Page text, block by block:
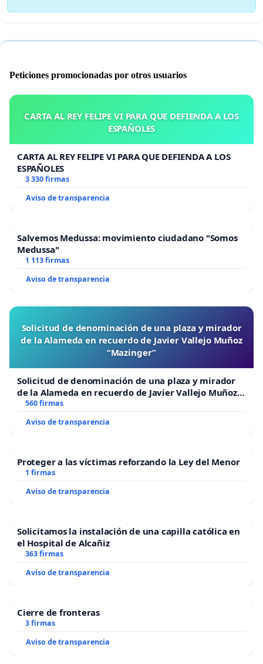
Peticiones promocionadas por otros usuarios
CARTA AL REY FELIPE VI PARA QUE DEFIENDA A LOS
ESPAÑOLES
CARTA AL REY FELIPE VI PARA QUE DEFIENDA A LOS
ESPAÑOLES
3 330 firmas
Aviso de transparencia
Salvemos Medussa: movimiento ciudadano "Somos
Medussa"
1 113 firmas
Aviso de transparencia
Solicitud de denominación de una plaza y mirador
de la Alameda en recuerdo de Javier Vallejo Muñoz
“Mazinger”
Solicitud de denominación de una plaza y mirador
de la Alameda en recuerdo de Javier Vallejo Muñoz
“Mazinger”
560 firmas
Aviso de transparencia
Proteger a las víctimas reforzando la Ley del Menor
1 firmas
Aviso de transparencia
Solicitamos la instalación de una capilla católica en
el Hospital de Alcañiz
363 firmas
Aviso de transparencia
Cierre de fronteras
3 firmas
Aviso de transparencia